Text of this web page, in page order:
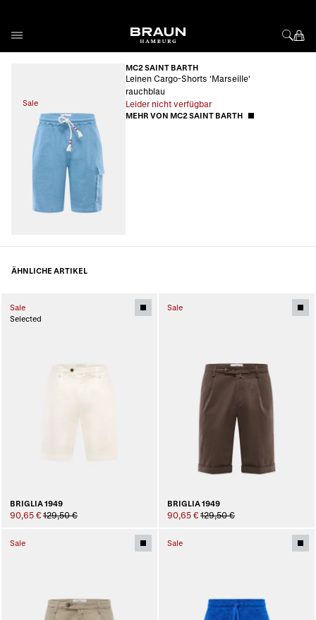
Sale
MC2 SAINT BARTH
Leinen Cargo-Shorts 'Marseille'
rauchblau
Leider nicht verfügbar
MEHR VON MC2 SAINT BARTH
ÄHNLICHE ARTIKEL
Sale
Selected
BRIGLIA 1949
90,65 € 129,50 €
Sale
BRIGLIA 1949
90,65 € 129,50 €
Sale Sale